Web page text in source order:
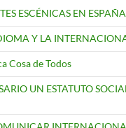
ESCÉNICAS EN ESPAÑA
Y LA
Cosa de Todos
UN ESTATUTO